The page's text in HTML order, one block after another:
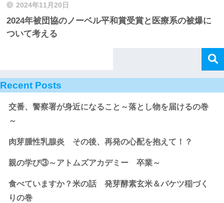
2024年11月20日
2024年被団協のノーベル平和賞受賞と医療系の被爆に
ついて考える
Recent Posts
交番、警察署が身近になること～落とし物を届けるの巻
～
肉芽腫性乳腺炎 その後、再発の心配を抱えて！？
親の学び③～アトムズアカデミー 卒業～
食べていますか？米の話 発芽酵素玄米＆バケツ稲づく
りの巻